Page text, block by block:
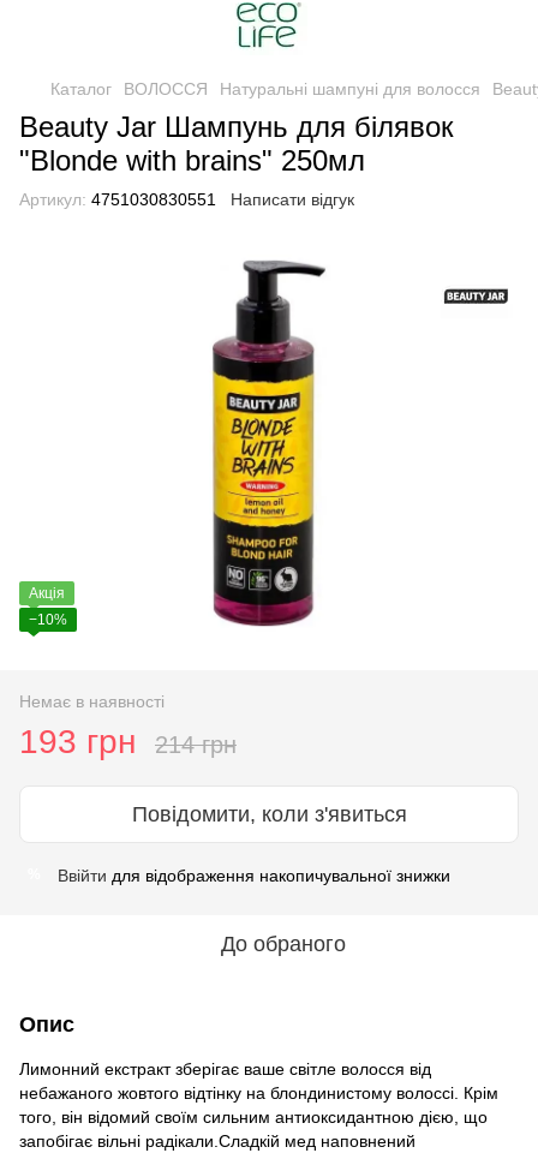
Каталог ВОЛОССЯ Натуральні шампуні для волосся
Beauty Jar Шампунь для білявок
"Blonde with brains" 250мл
Артикул: 4751030830551 Написати відгук
Акція
−10%
Немає в наявності
193 грн 214 грн
Повідомити, коли з'явиться
Ввійти для відображення накопичувальної знижки
До обраного
Опис
Лимонний екстракт зберігає ваше світле волосся від
небажаного жовтого відтінку на блондинистому волоссі. Крім
того, він відомий своїм сильним антиоксидантною дією, що
запобігає вільні радікали.Сладкій мед наповнений